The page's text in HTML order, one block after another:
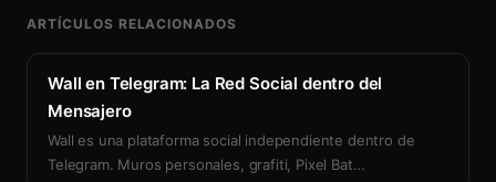
ARTÍCULOS RELACIONADOS
Wall en Telegram: La Red Social dentro del
Mensajero
Wall es una plataforma social independiente dentro de
Telegram. Muros personales, grafiti, Pixel Bat…